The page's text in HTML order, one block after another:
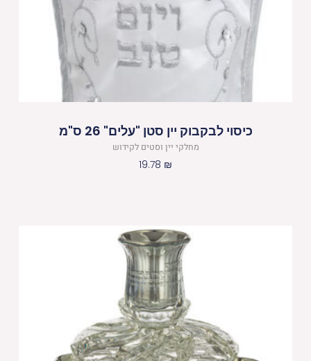
כיסוי לבקבוק יין סטן "עלים" 26 ס"מ
מחלקי יין וסטים לקידוש
19.78 ₪